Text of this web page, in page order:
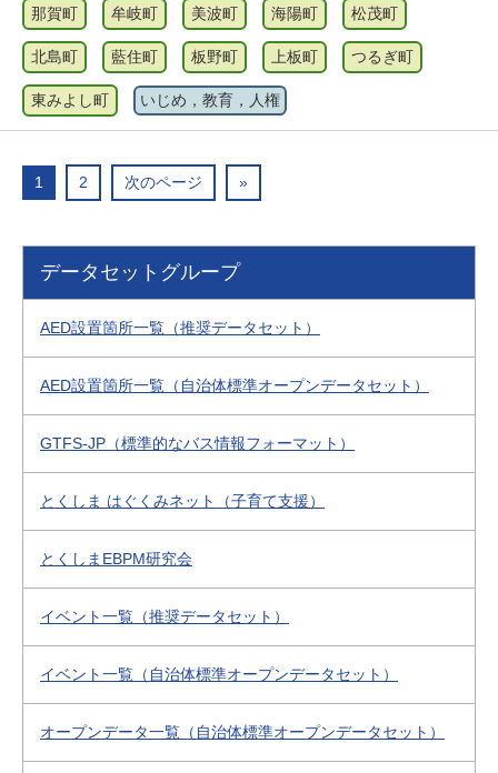
那賀町 牟岐町 美波町 海陽町 松茂町
北島町 藍住町 板野町 上板町 つるぎ町
東みよし町 いじめ，教育，人権
1 2 次のページ »
データセットグループ
AED設置箇所一覧（推奨データセット）
AED設置箇所一覧（自治体標準オープンデータセット）
GTFS-JP（標準的なバス情報フォーマット）
とくしま はぐくみネット（子育て支援）
とくしまEBPM研究会
イベント一覧（推奨データセット）
イベント一覧（自治体標準オープンデータセット）
オープンデータ一覧（自治体標準オープンデータセット）